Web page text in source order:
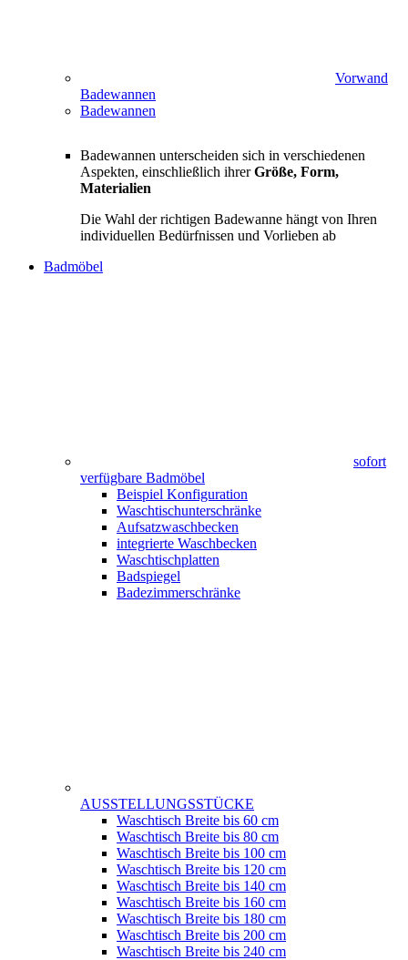
Vorwand
Badewannen
Badewannen
Badewannen unterscheiden sich in verschiedenen
Aspekten, einschließlich ihrerGröße, Form,
Materialien
Die Wahl der richtigen Badewanne hängt von Ihren
individuellen Bedürfnissen und Vorlieben ab
Badmöbel
sofort
verfügbare Badmöbel
Beispiel Konfiguration
Waschtischunterschränke
Aufsatzwaschbecken
integrierte Waschbecken
Waschtischplatten
Badspiegel
Badezimmerschränke
AUSSTELLUNGSSTÜCKE
Waschtisch Breite bis 60 cm
Waschtisch Breite bis 80 cm
Waschtisch Breite bis 100 cm
Waschtisch Breite bis 120 cm
Waschtisch Breite bis 140 cm
Waschtisch Breite bis 160 cm
Waschtisch Breite bis 180 cm
Waschtisch Breite bis 200 cm
Waschtisch Breite bis 240 cm